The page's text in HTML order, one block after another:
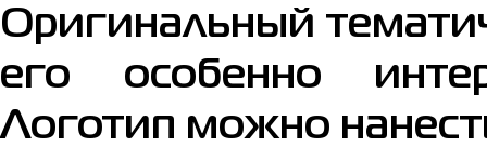
Оригинальный
его особенно
Логотип можно